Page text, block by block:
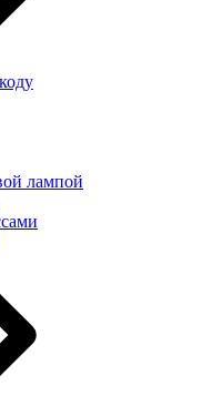
лампой